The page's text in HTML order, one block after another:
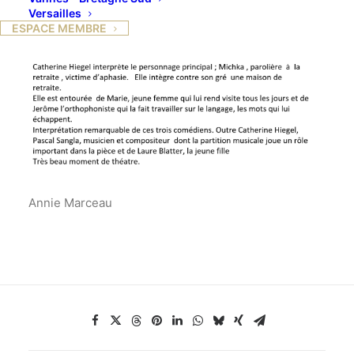
Versailles
ESPACE MEMBRE
Les Gratitudes
Annie Marceau